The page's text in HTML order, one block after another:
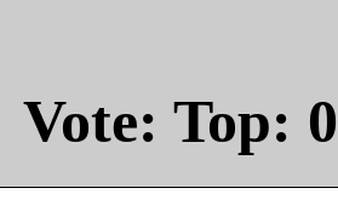
Vote: Top: 0